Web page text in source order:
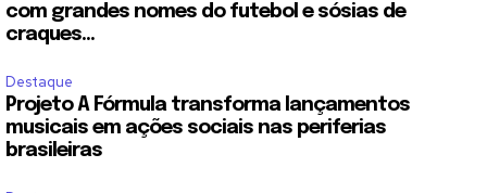
com grandes nomes do futebol e sósias de
craques...
Destaque
Projeto A Fórmula transforma lançamentos
musicais em ações sociais nas periferias
brasileiras